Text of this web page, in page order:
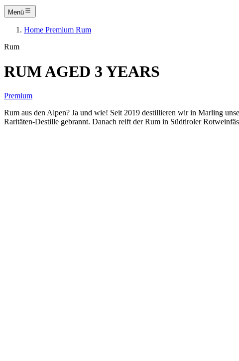
Menü
Home Premium Rum
Rum
RUM AGED 3 YEARS
Premium
Rum aus den Alpen? Ja und wie! Seit 2019 destillieren wir in Marling
Raritäten-Destille gebrannt. Danach reift der Rum in Südtiroler